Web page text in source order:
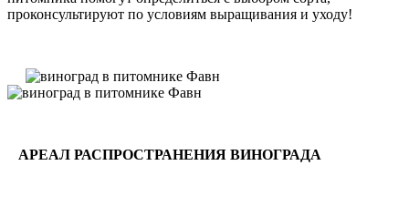
проконсультируют по условиям выращивания и уходу!
АРЕАЛ РАСПРОСТРАНЕНИЯ ВИНОГРАДА